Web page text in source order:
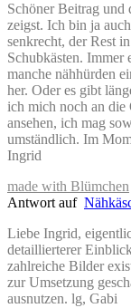
Schöner Beitrag und
zeigst. Ich bin ja
senkrecht, der Rest
Schubkästen.
manche nähhürden
her. Oder es gibt
ich mich noch an
ansehen, ich mag
umständlich. Im
Ingrid
made with Blümchen
Antwort auf
Liebe Ingrid,
detaillierterer
zahlreiche Bilder
zur Umsetzung
ausnutzen. lg, Gabi